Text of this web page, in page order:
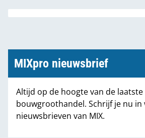
MIXpro nieuwsbrief
Altijd op de hoogte van de
bouwgroothandel. Schrijf je nu in
nieuwsbrieven van MIX.